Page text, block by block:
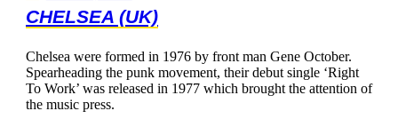
CHELSEA(UK)
Chelseawereformedin1976byfrontmanGeneOctober.
Spearheadingthepunkmovement,theirdebutsingle‘Right
ToWork’wasreleasedin1977whichbroughttheattentionof
themusicpress.